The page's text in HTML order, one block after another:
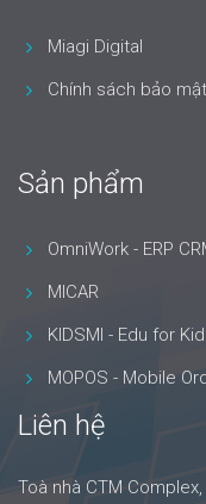
Miagi Digital
Chính sách bảo mật
Sản phẩm
OmniWork - ERP
MICAR
KIDSMI - Edu for Kid
MOPOS - Mobile
Liên hệ
Toà nhà CTM